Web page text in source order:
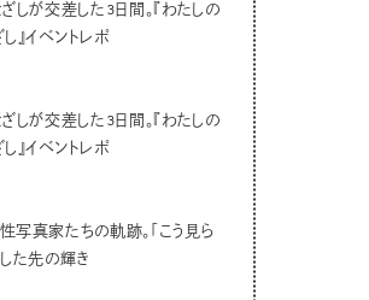
しが交差した3日間。『わたしの
』イベントレポ
しが交差した3日間。『わたしの
』イベントレポ
写真家たちの軌跡。「こう見ら
た先の輝き